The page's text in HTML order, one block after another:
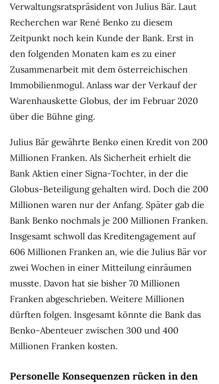
Verwaltungsratspräsident von Julius Bär. Laut
Recherchen war René Benko zu diesem
Zeitpunkt noch kein Kunde der Bank. Erst in
den folgenden Monaten kam es zu einer
Zusammenarbeit mit dem österreichischen
Immobilienmogul. Anlass war der Verkauf der
Warenhauskette Globus, der im Februar 2020
über die Bühne ging.
Julius Bär gewährte Benko einen Kredit von 200
Millionen Franken. Als Sicherheit erhielt die
Bank Aktien einer Signa-Tochter, in der die
Globus-Beteiligung gehalten wird. Doch die 200
Millionen waren nur der Anfang. Später gab die
Bank Benko nochmals je 200 Millionen Franken.
Insgesamt schwoll das Kreditengagement auf
606 Millionen Franken an, wie die Julius Bär vor
zwei Wochen in einer Mitteilung einräumen
musste. Davon hat sie bisher 70 Millionen
Franken abgeschrieben. Weitere Millionen
dürften folgen. Insgesamt könnte die Bank das
Benko-Abenteuer zwischen 300 und 400
Millionen Franken kosten.
Personelle Konsequenzen rücken in den